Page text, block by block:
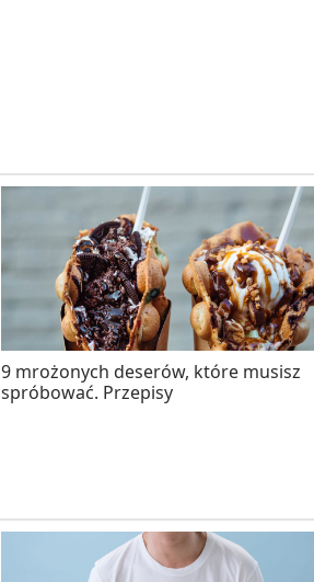
9 mrożonych deserów, które musisz
spróbować. Przepisy